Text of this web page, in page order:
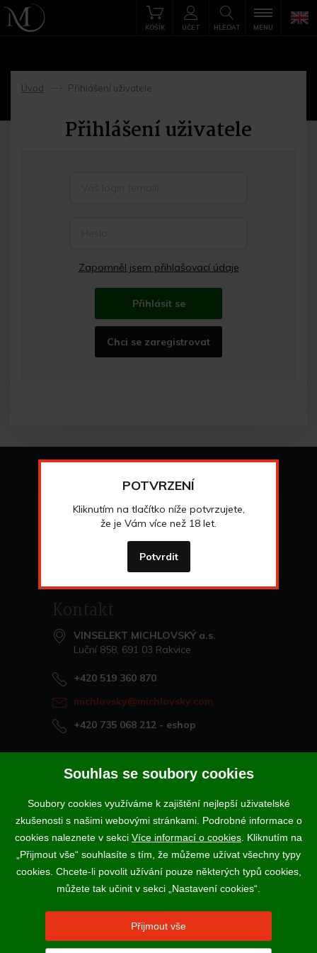
HLEDAT
KOŠÍK ÚČET MENU
Úvod
->
Přihlášení uživatele
Přihlášení uživatele
Zapomněl jsem přihlašovací údaje
Přihlásit se
Chci se zaregistrovat
Vše o nákupu
Všeobecné obchodní podmínky
>
Možnosti osobníhoodběru
>
>
smlouvy
>
Kontakt
VINSELEKT MICHLOVSKÝ a.s.
Luční 858, 691 03 Rakvice
+420 519 360 870
michlovsky@michlovsky.com
+420 735 068 212 - eshop
Naše vína offline
Vinotéka Rakvice
>
Vinotéky a degustační centra
>
Podle zákona o evidenci tržeb je prodávající povinen vystavit
kupujícímu účtenku. Zároveň je povinen zaevidovat přijatou tržbu u
správce daně online; v případě technického výpadku pak nejpozději do
Vína a sekty prodáváme výhradně osobám starším 18-ti let.
POTVRZENÍ
Kliknutím na tlačítko níže potvrzujete,
že je Vám více než 18 let.
Potvrdit
Souhlas se soubory cookies
Soubory cookies využíváme k zajištění nejlepší uživatelské
zkušenosti s našimi webovými stránkami. Podrobné informace o
cookies naleznete v sekci Více informací o cookies . Kliknutím na
„Přijmout vše“ souhlasíte s tím, že můžeme užívat všechny typy
cookies. Chcete-li povolit užívání pouze některých typů cookies,
můžete tak učinit v sekci „Nastavení cookies“.
Přijmout vše